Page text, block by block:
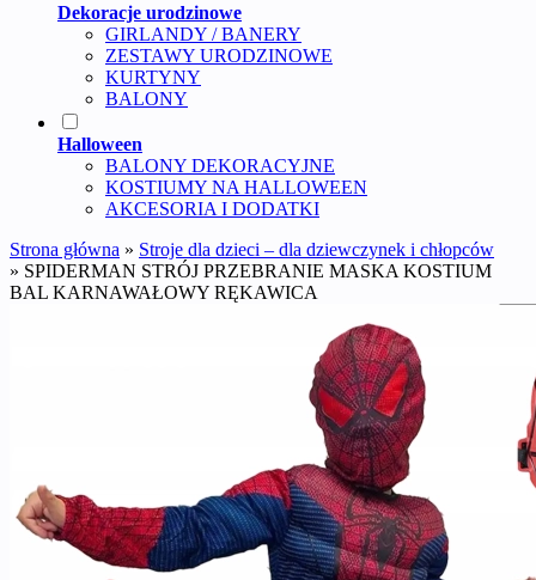
Dekoracje urodzinowe
GIRLANDY / BANERY
ZESTAWY URODZINOWE
KURTYNY
BALONY
Halloween
BALONY DEKORACYJNE
KOSTIUMY NA HALLOWEEN
AKCESORIA I DODATKI
Strona główna » Stroje dla dzieci – dla dziewczynek i chłopców
» SPIDERMAN STRÓJ PRZEBRANIE MASKA KOSTIUM
BAL KARNAWAŁOWY RĘKAWICA